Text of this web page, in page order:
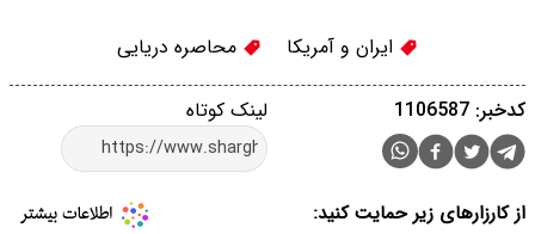
ایران و آمریكا محاصره دریایی
لینک کوتاه کدخبر: 1106587
از کارزارهای زیر حمایت کنید: